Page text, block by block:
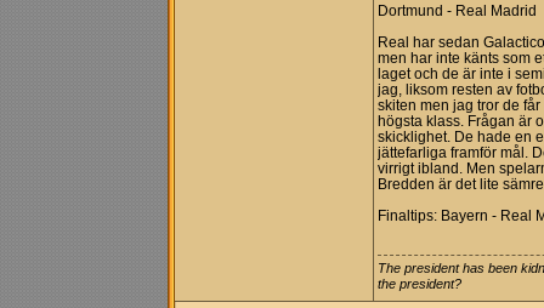
Dortmund - Real Madrid
Real har sedan
men har inte känts som
laget och de är inte i
jag, liksom resten av
skiten men jag tror de
högsta klass. Frågan är
skicklighet. De hade en
jättefarliga framför mål.
virrigt ibland. Men
Bredden är det lite
Finaltips: Bayern - Real
The president has been
the president?